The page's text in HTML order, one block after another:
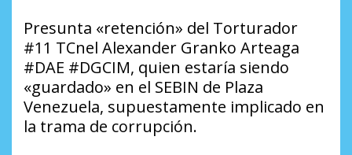
Presunta «retención» del Torturador
#11 TCnel Alexander Granko Arteaga
#DAE #DGCIM, quien estaría siendo
«guardado» en el SEBIN de Plaza
Venezuela, supuestamente implicado en
la trama de corrupción.